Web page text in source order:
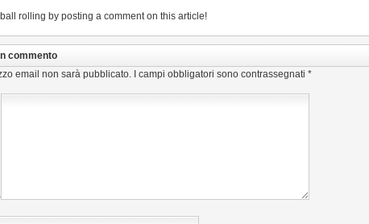
rolling by posting a comment on this article!
commento
email non sarà pubblicato.
I campi obbligatori sono contrassegnati *